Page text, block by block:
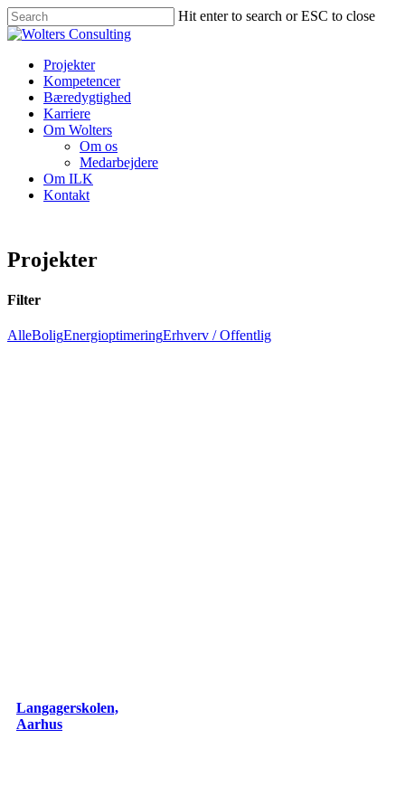
Skip
to
content
Hit enter to search or ESC to close
Close
Menu
Projekter
Kompetencer
Bæredygtighed
Karriere
Om Wolters
Om os
Medarbejdere
Om ILK
Kontakt
Projekter
Filter
AlleBoligEnergioptimeringErhverv / Offentlig
Langagerskolen,
Aarhus
Langagerskolen,
Aarhus